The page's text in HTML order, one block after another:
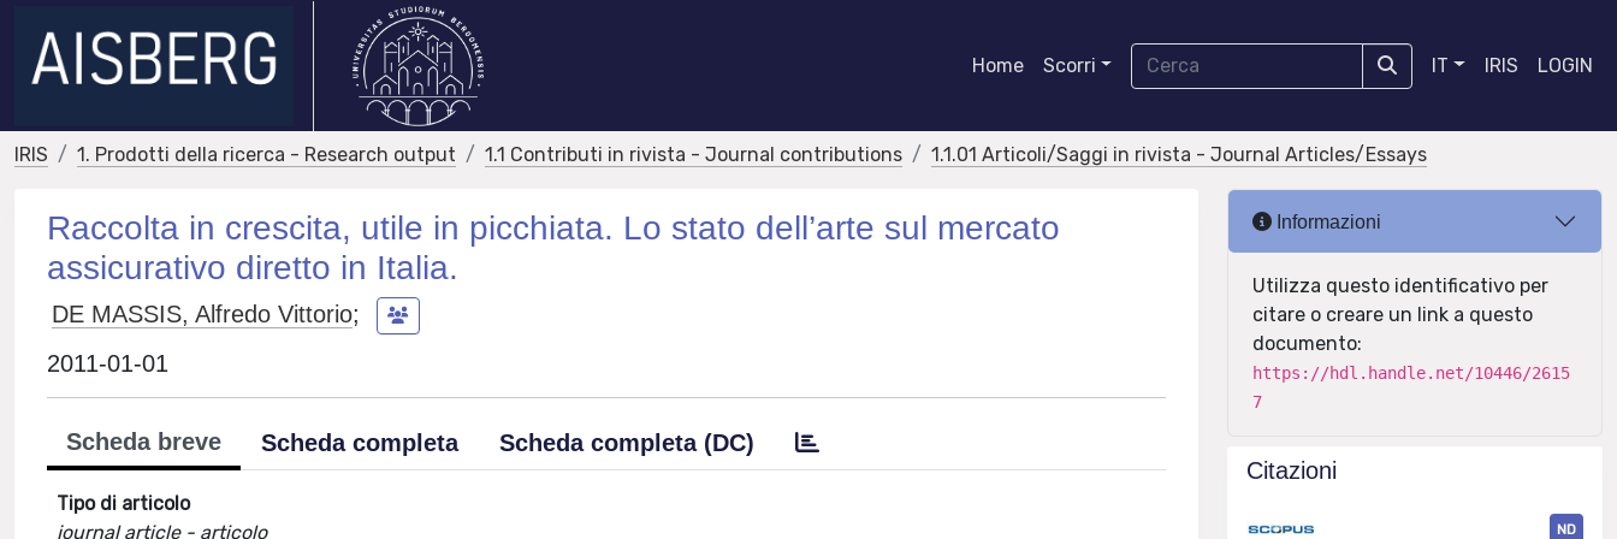
Home Scorri IT IRIS LOGIN
IRIS 1. Prodotti della ricerca - Research output 1.1 Contributi in rivista - Journal contributions 1.1.01 Articoli/Saggi in rivista - Journal Articles/Essays
Raccolta in crescita, utile in picchiata. Lo stato dell’arte sul mercato
assicurativo diretto in Italia.
DE MASSIS, Alfredo Vittorio;
2011-01-01
Scheda breve Scheda completa Scheda completa (DC)
Tipo di articolo
journal article - articolo
Informazioni
Utilizza questo identificativo per
citare o creare un link a questo
documento:
https://hdl.handle.net/10446/2615
7
Citazioni
ND